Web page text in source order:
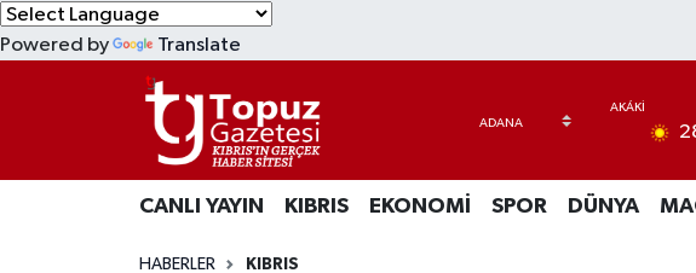
Powered by Translate
CANLI YAYIN KIBRIS EKONOMİ SPOR DÜNYA
HABERLER KIBRIS
EKONOMİ
Lefkoşa Nöbetçi Eczaneler
Lefkoşa Hava Durumu
Lefkoşa Trafik Yoğunluk Haritası